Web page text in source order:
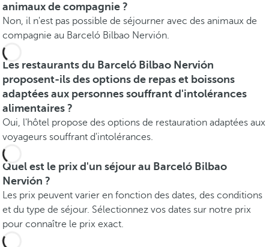
animaux de compagnie ?
Non, il n'est pas possible de séjourner avec des animaux de
compagnie au Barceló Bilbao Nervión.
Les restaurants du Barceló Bilbao Nervión
proposent-ils des options de repas et boissons
adaptées aux personnes souffrant d'intolérances
alimentaires ?
Oui, l'hôtel propose des options de restauration adaptées aux
voyageurs souffrant d'intolérances.
Quel est le prix d'un séjour au Barceló Bilbao
Nervión ?
Les prix peuvent varier en fonction des dates, des conditions
et du type de séjour. Sélectionnez vos dates sur notre prix
pour connaître le prix exact.